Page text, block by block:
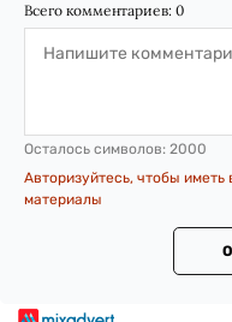
Всего комментариев: 0
Осталось символов: 2000
Авторизуйтесь, чтобы
материалы